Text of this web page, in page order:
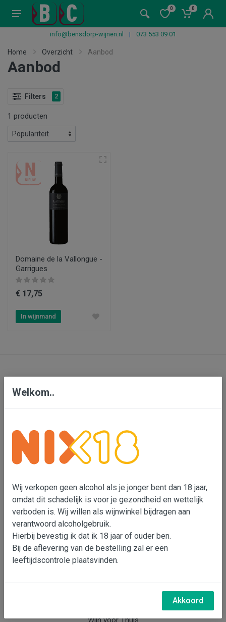
0 0
info@bensdorp-wijnen.nl | 073 553 09 01
Home Overzicht Aanbod
Aanbod
Filters 2
1 producten
Domaine de la Vallongue -
Garrigues
€ 17,75
In wijnmand
Bensdorp Wijnen, De Confrerie en Wijnkado
Bedrijventerrein 'De Vutter'
De Beverspijken 20 L
5221 ED 's-Hertogenbosch (Engelen)
M 06-22993764
e-mail: Wouter Bensdorp
Info
Over Wouter Bensdorp & Bensdorp Wijnen
Wijn voor Thuis
Welkom..
Wij verkopen geen alcohol als je jonger bent dan 18 jaar,
omdat dit schadelijk is voor je gezondheid en wettelijk
verboden is. Wij willen als wijnwinkel bijdragen aan
verantwoord alcoholgebruik.
Hierbij bevestig ik dat ik 18 jaar of ouder ben.
Bij de aflevering van de bestelling zal er een
leeftijdscontrole plaatsvinden.
Akkoord